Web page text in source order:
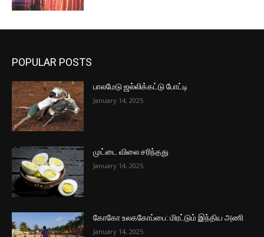
POPULAR POSTS
பாலமேடு ஜல்லிக்கட்டு போட்டி
January 14, 2025
முட்டை விலை சரிந்தது
January 14, 2025
கோகோ உலககோப்பை: மிரட்டும் இந்திய அணி
January 14, 2025